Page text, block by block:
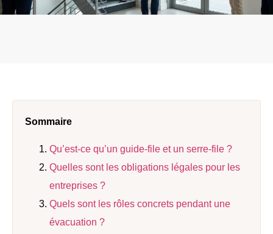
Sommaire
Qu’est-ce qu’un guide-file et un serre-file ?
Quelles sont les obligations légales pour les
entreprises ?
Quels sont les rôles concrets pendant une
évacuation ?